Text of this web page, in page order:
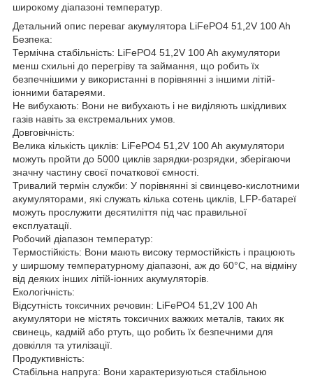
широкому діапазоні температур.
Детальний опис переваг акумулятора LiFePO4 51,2V 100 Ah
Безпека:
Термічна стабільність: LiFePO4 51,2V 100 Ah акумулятори
менш схильні до перегріву та займання, що робить їх
безпечнішими у використанні в порівнянні з іншими літій-
іонними батареями.
Не вибухають: Вони не вибухають і не виділяють шкідливих
газів навіть за екстремальних умов.
Довговічність:
Велика кількість циклів: LiFePO4 51,2V 100 Ah акумулятори
можуть пройти до 5000 циклів зарядки-розрядки, зберігаючи
значну частину своєї початкової ємності.
Тривалий термін служби: У порівнянні зі свинцево-кислотними
акумуляторами, які служать кілька сотень циклів, LFP-батареї
можуть прослужити десятиліття під час правильної
експлуатації.
Робочий діапазон температур:
Термостійкість: Вони мають високу термостійкість і працюють
у ширшому температурному діапазоні, аж до 60°C, на відміну
від деяких інших літій-іонних акумуляторів.
Екологічність:
Відсутність токсичних речовин: LiFePO4 51,2V 100 Ah
акумулятори не містять токсичних важких металів, таких як
свинець, кадмій або ртуть, що робить їх безпечними для
довкілля та утилізації.
Продуктивність:
Стабільна напруга: Вони характеризуються стабільною